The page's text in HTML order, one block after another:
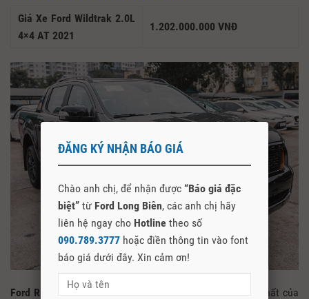
Giá Xe Ford Wildtrak 2.0L
4×4 AT 2021
1.202.000.000 VNĐ
Ford Ranger Wildtrak 2021là mẫuxe bán tảicao cấp nhất của
ĐĂNG KÝ NHẬN BÁO GIÁ
Chào anh chị, để nhận được “Báo giá đặc
biệt” từ Ford Long Biên, các anh chị hãy
liên hệ ngay cho Hotline theo số
090.789.3777 hoặc điền thông tin vào font
báo giá dưới đây. Xin cảm ơn!